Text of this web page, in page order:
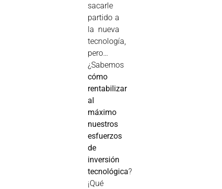
sacarle
partido a
la nueva
tecnología,
pero…
¿Sabemos
cómo
rentabilizar
al
máximo
nuestros
esfuerzos
de
inversión
tecnológica?
¡Qué